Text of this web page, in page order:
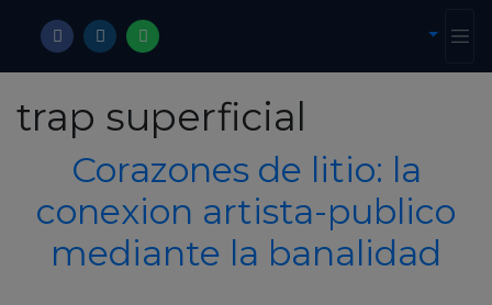
trap superficial
Corazones de litio: la
conexion artista-publico
mediante la banalidad